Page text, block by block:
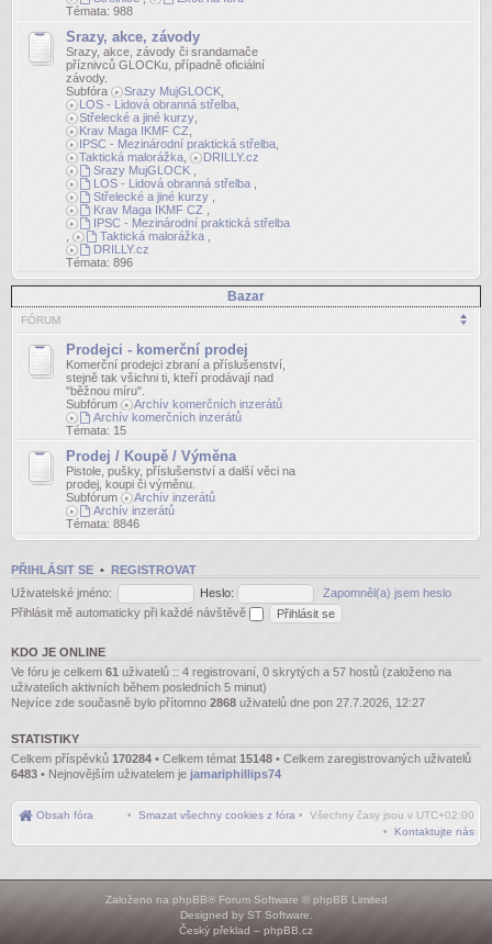
Témata: 988
Srazy, akce, závody
Srazy, akce, závody či srandamače
příznivců GLOCKu, případně oficiální
závody.
Subfóra
Srazy MujGLOCK
LOS - Lidová obranná střelba
Střelecké a jiné kurzy
Krav Maga IKMF CZ
IPSC - Mezinárodní praktická střelba
Taktická malorážka
DRILLY.cz
Srazy MujGLOCK,
LOS - Lidová obranná střelba,
Střelecké a jiné kurzy,
Krav Maga IKMF CZ
IPSC - Mezinárodní praktická střelba
Taktická malorážka,
DRILLY.cz
Témata: 896
Bazar
FÓRUM
Prodejci - komerční prodej
Komerční prodejci zbraní a příslušenství,
stejně tak všichni ti, kteří prodávají nad
"běžnou míru".
Subfórum
Archív komerčních inzerátů
Archív komerčních inzerátů
Témata: 15
Prodej / Koupě / Výměna
Pistole, pušky, příslušenství a další věci na
prodej, koupi či výměnu.
Subfórum
Archív inzerátů
Archív inzerátů
Témata: 8846
PŘIHLÁSIT SE • REGISTROVAT
Uživatelské jméno:
Heslo:
Zapomněl(a) jsem heslo
Přihlásit mě automaticky při každé návštěvě
KDO JE ONLINE
Ve fóru je celkem 61 uživatelů :: 4 registrovaní, 0 skrytých a 57 hostů (založeno na
uživatelích aktivních během posledních 5 minut)
Nejvíce zde současně bylo přítomno 2868 uživatelů dne pon 27.7.2026, 12:27
STATISTIKY
Celkem příspěvků 170284 • Celkem témat 15148 • Celkem zaregistrovaných uživatelů
6483 • Nejnovějším uživatelem je jamariphillips74
Obsah fóra • Všechny časy jsou v UTC+02:00
• Smazat všechny cookies z fóra
• Kontaktujte nás
Založeno na phpBB® Forum Software © phpBB Limited
Designed by ST Software
Český překlad – phpBB.cz